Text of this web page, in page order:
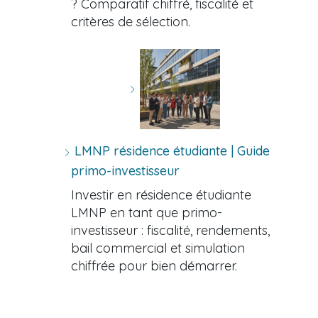
? Comparatif chiffré, fiscalité et
critères de sélection.
LMNP résidence étudiante | Guide
primo-investisseur
Investir en résidence étudiante
LMNP en tant que primo-
investisseur : fiscalité, rendements,
bail commercial et simulation
chiffrée pour bien démarrer.